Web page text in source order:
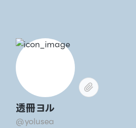
透冊ヨル
@yolusea